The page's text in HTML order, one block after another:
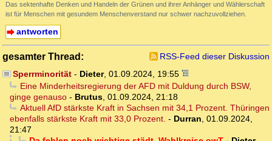
Das sektenhafte Denken und Handeln der Grünen und ihrer Anhänger und Wählerschaft
ist für Menschen mit gesundem Menschenverstand nur schwer nachzuvollziehen.
antworten
gesamter Thread:
RSS-Feed dieser Diskussion
Sperrminorität- Dieter, 01.09.2024, 19:55
Eine Minderheitsregierung der AFD mit Duldung durch BSW,
ginge genauso - Brutus, 01.09.2024, 21:18
Aktuell AfD stärkste Kraft in Sachsen mit 34,1 Prozent. Thüringen
ebenfalls stärkste Kraft mit 33,0 Prozent. - Durran, 01.09.2024,
21:47